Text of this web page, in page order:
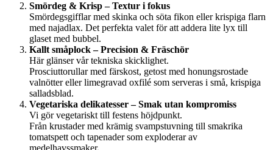
Smördeg & Krisp – Textur i fokus
Smördegsgifflar med skinka och söta fikon eller krispiga flarn
med najadlax. Det perfekta valet för att addera lite lyx till
glaset med bubbel.
Kallt småplock – Precision & Fräschör
Här glänser vår tekniska skicklighet.
Prosciuttorullar med färskost, getost med honungsrostade
valnötter eller limegravad oxfilé som serveras i små, krispiga
salladsblad.
Vegetariska delikatesser – Smak utan kompromiss
Vi gör vegetariskt till festens höjdpunkt.
Från krustader med krämig svampstuvning till smakrika
tomatspett och tapenader som exploderar av